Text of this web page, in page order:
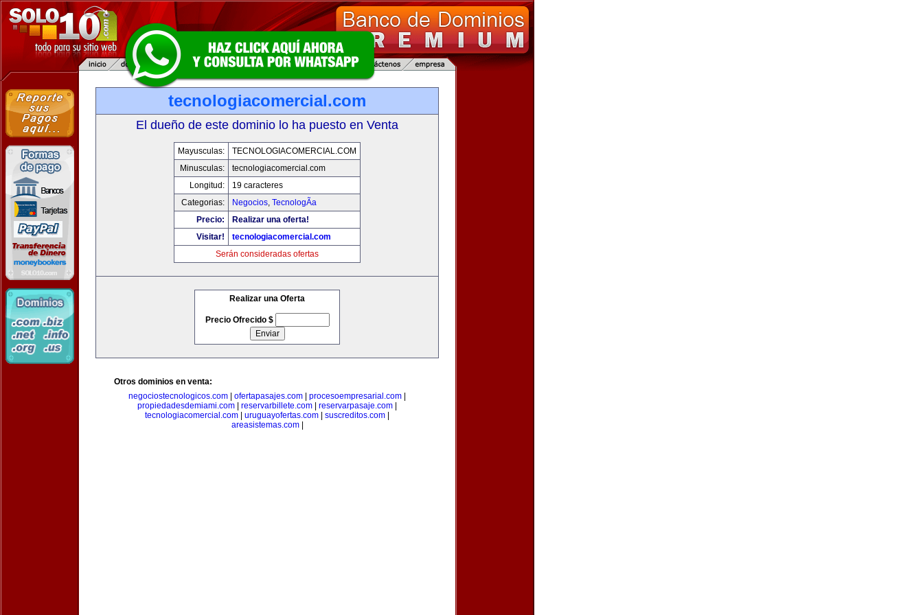
tecnologiacomercial.com
El dueño de este dominio lo ha puesto en Venta
Mayusculas:
TECNOLOGIACOMERCIAL.COM
Minusculas:
tecnologiacomercial.com
Longitud:
19 caracteres
Categorias:
Negocios, TecnologÃ­a
Precio:
Realizar una oferta!
Visitar!
tecnologiacomercial.com
Serán consideradas ofertas
Realizar una Oferta
Precio Ofrecido $
Otros dominios en venta:
negociostecnologicos.com
ofertapasajes.com procesoempresarial.com
propiedadesdemiami.com
reservarbillete.com reservarpasaje.com
tecnologiacomercial.com
uruguayofertas.com suscreditos.com
areasistemas.com|